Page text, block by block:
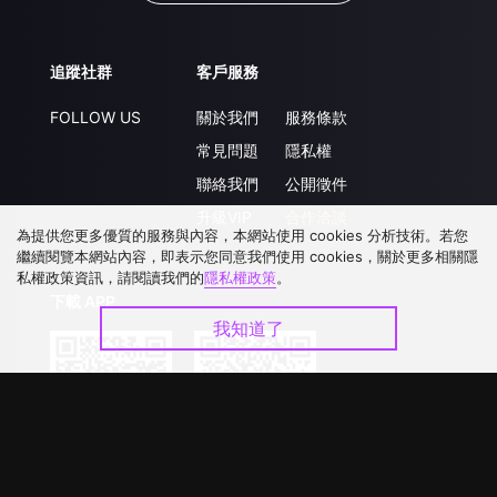
追蹤社群
FOLLOW US
客戶服務
關於我們
常見問題
聯絡我們
服務條款
隱私權
公開徵件
為提供您更多優質的服務與內容，本網站使用 cookies 分析技術。若您
繼續閱覽本網站內容，即表示您同意我們使用 cookies，關於更多相關隱
私權政策資訊，請閱讀我們的隱私權政策。
我知道了